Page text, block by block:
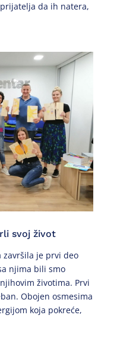
da ih natera,
svoj život
završila je prvi deo
njima bili smo
životima. Prvi
Obojen osmesima
koja pokreće,